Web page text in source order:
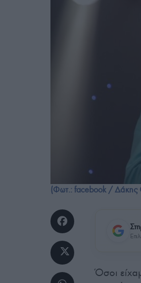
(Φωτ.: facebook / Δάκης
Όσοι